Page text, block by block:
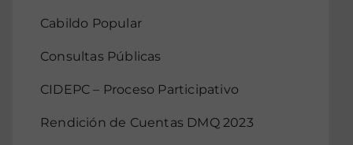
Cabildo Popular
Consultas Públicas
CIDEPC – Proceso Participativo
Rendición de Cuentas DMQ 2023